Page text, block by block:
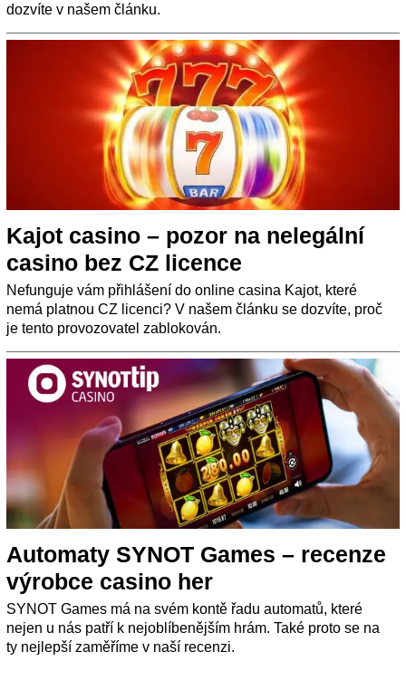
dozvíte v našem článku.
Kajot casino – pozor na nelegální
casino bez CZ licence
Nefunguje vám přihlášení do online casina Kajot, které
nemá platnou CZ licenci? V našem článku se dozvíte, proč
je tento provozovatel zablokován.
Automaty SYNOT Games – recenze
výrobce casino her
SYNOT Games má na svém kontě řadu automatů, které
nejen u nás patří k nejoblíbenějším hrám. Také proto se na
ty nejlepší zaměříme v naší recenzi.